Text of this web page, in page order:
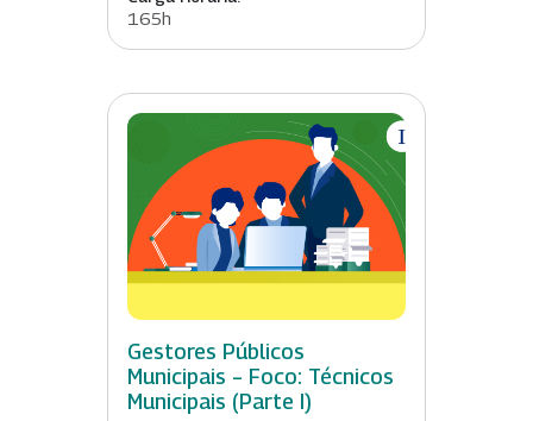
165h
Gestores Públicos
Municipais – Foco: Técnicos
Municipais (Parte I)